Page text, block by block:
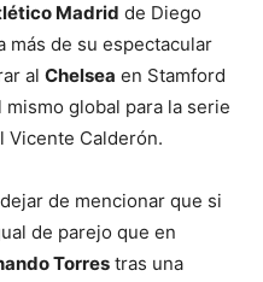
Madrid de Diego
más de su espectacular
al Chelsea en Stamford
global para la serie
Vicente Calderón.
de mencionar que si
de parejo que en
Torres tras una